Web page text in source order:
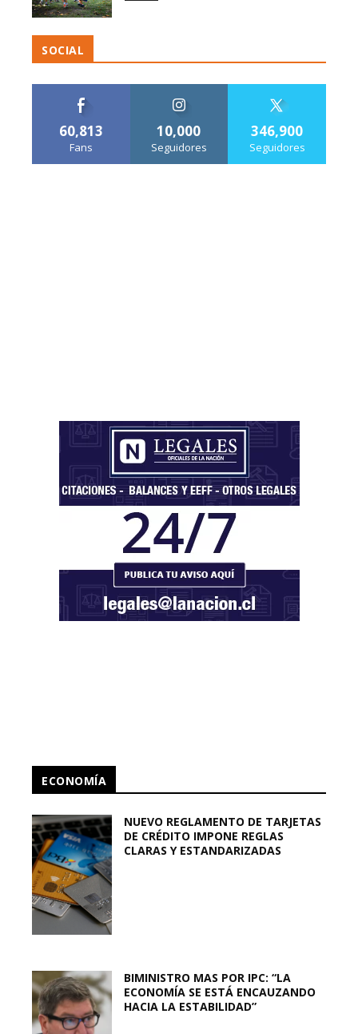
SOCIAL
60,813
Fans
10,000
Seguidores
346,900
Seguidores
ECONOMÍA
NUEVO REGLAMENTO DE TARJETAS
DE CRÉDITO IMPONE REGLAS
CLARAS Y ESTANDARIZADAS
BIMINISTRO MAS POR IPC: “LA
ECONOMÍA SE ESTÁ ENCAUZANDO
HACIA LA ESTABILIDAD”